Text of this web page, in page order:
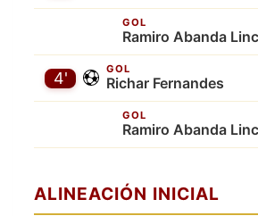
GOL
Ramiro Abanda
GOL
Richar Fernandes
4'
GOL
Ramiro Abanda
ALINEACIÓN INICIAL